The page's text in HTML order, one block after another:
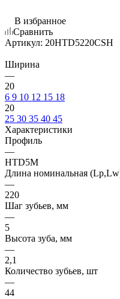
В избранное
Сравнить
Артикул: 20HTD5220CSH
Ширина
—
20
6 9 10 12 15 18
20
25 30 35 40 45
Характеристики
Профиль
—
HTD5M
Длина номинальная
—
220
Шаг зубьев, мм
—
5
Высота зуба, мм
—
2,1
Количество зубьев, шт
—
44